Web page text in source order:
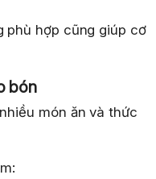
phù hợp cũng giúp cơ
bón
món ăn và thức